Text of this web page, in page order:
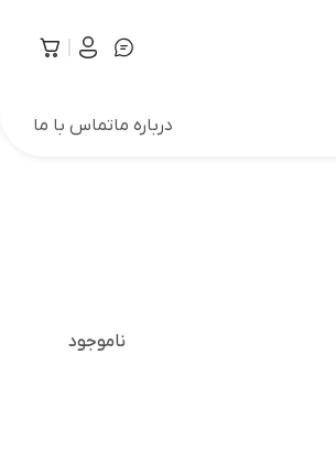
درباره ماتماس با ما
ناموجود